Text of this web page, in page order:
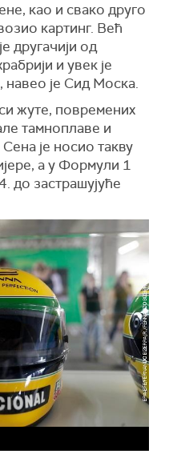
као и свако друго
картинг. Већ
другачији од
и увек је
је Сид Моска.
жуте, повремених
тамноплаве и
је носио такву
а у Формули 1
до застрашујуће